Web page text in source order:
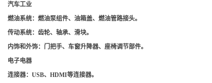
汽车工业
燃油系统：燃油泵组件、油箱盖、燃油管路接头。
传动系统：齿轮、轴承、滑块。
内饰和外饰：门把手、车窗升降器、座椅调节部件。
电子电器
连接器：USB、HDMI等连接器。